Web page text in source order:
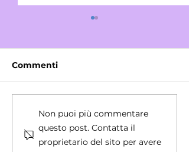
User Generated
Content per una
strategia di
Commenti
Non puoi più commentare
questo post. Contatta il
proprietario del sito per avere